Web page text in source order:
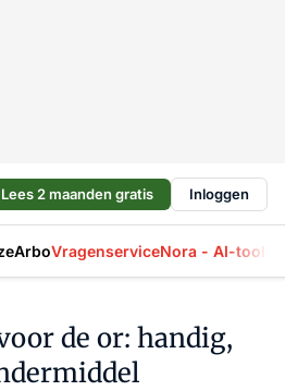
Lees 2 maanden gratis Inloggen
ArboVragenserviceNora - AI-tool
de or: handig,